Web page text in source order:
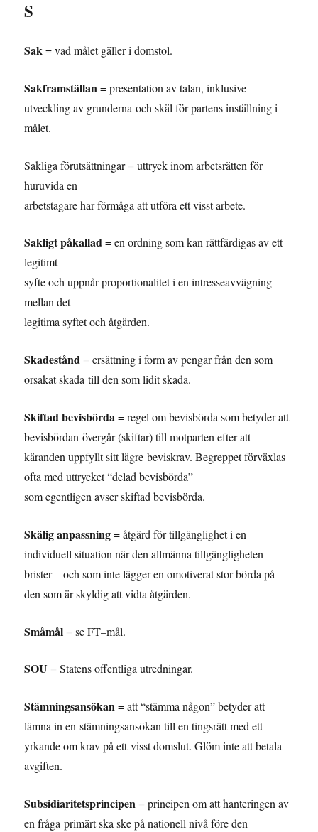
S
Sak= vad målet gäller i domstol.
Sakframställan= presentation av talan, inklusive
utveckling av grunderna och skäl för partens inställning i
målet.
Sakliga förutsättningar = uttryck inom arbetsrätten för
huruvida en
arbetstagare har förmåga att utföra ett visst arbete.
Sakligt påkallad= en ordning som kan rättfärdigas av ett
legitimt
syfte och uppnår proportionalitet i en intresseavvägning
mellan det
legitima syftet och åtgärden.
Skadestånd= ersättning i form av pengar från den som
orsakat skada till den som lidit skada.
Skiftad bevisbörda= regel om bevisbörda som betyder att
bevisbördan övergår (skiftar) till motparten efter att
käranden uppfyllt sitt lägre beviskrav. Begreppet förväxlas
ofta med uttrycket “delad bevisbörda”
som egentligen avser skiftad bevisbörda.
Skälig anpassning= åtgärd för tillgänglighet i en
individuell situation när den allmänna tillgängligheten
brister – och som inte lägger en omotiverat stor börda på
den som är skyldig att vidta åtgärden.
Småmål= se FT–mål.
SOU = Statens offentliga utredningar.
Stämningsansökan= att “stämma någon” betyder att
lämna in en stämningsansökan till en tingsrätt med ett
yrkande om krav på ett visst domslut. Glöm inte att betala
avgiften.
Subsidiaritetsprincipen= principen om att hanteringen av
en fråga primärt ska ske på nationell nivå före den